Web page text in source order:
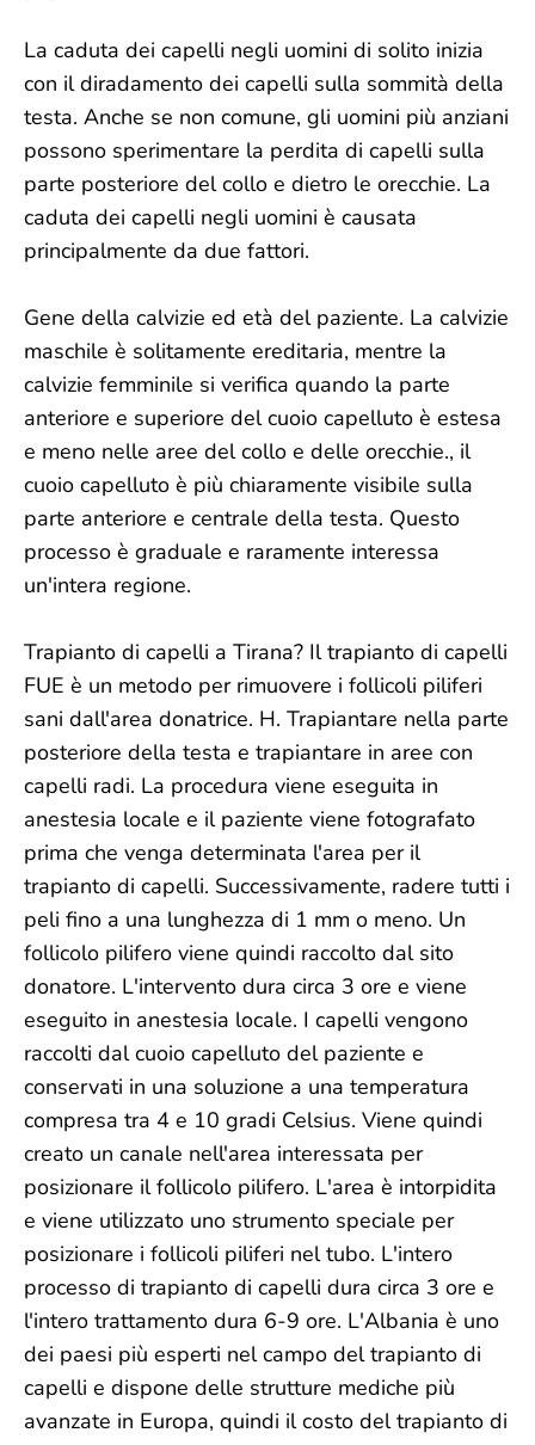
La caduta dei capelli negli uomini di solito inizia
con il diradamento dei capelli sulla sommità della
testa. Anche se non comune, gli uomini più anziani
possono sperimentare la perdita di capelli sulla
parte posteriore del collo e dietro le orecchie. La
caduta dei capelli negli uomini è causata
principalmente da due fattori.
Gene della calvizie ed età del paziente. La calvizie
maschile è solitamente ereditaria, mentre la
calvizie femminile si verifica quando la parte
anteriore e superiore del cuoio capelluto è estesa
e meno nelle aree del collo e delle orecchie., il
cuoio capelluto è più chiaramente visibile sulla
parte anteriore e centrale della testa. Questo
processo è graduale e raramente interessa
un'intera regione.
Trapianto di capelli a Tirana? Il trapianto di capelli
FUE è un metodo per rimuovere i follicoli piliferi
sani dall'area donatrice. H. Trapiantare nella parte
posteriore della testa e trapiantare in aree con
capelli radi. La procedura viene eseguita in
anestesia locale e il paziente viene fotografato
prima che venga determinata l'area per il
trapianto di capelli. Successivamente, radere tutti i
peli fino a una lunghezza di 1 mm o meno. Un
follicolo pilifero viene quindi raccolto dal sito
donatore. L'intervento dura circa 3 ore e viene
eseguito in anestesia locale. I capelli vengono
raccolti dal cuoio capelluto del paziente e
conservati in una soluzione a una temperatura
compresa tra 4 e 10 gradi Celsius. Viene quindi
creato un canale nell'area interessata per
posizionare il follicolo pilifero. L'area è intorpidita
e viene utilizzato uno strumento speciale per
posizionare i follicoli piliferi nel tubo. L'intero
processo di trapianto di capelli dura circa 3 ore e
l'intero trattamento dura 6-9 ore. L'Albania è uno
dei paesi più esperti nel campo del trapianto di
capelli e dispone delle strutture mediche più
avanzate in Europa, quindi il costo del trapianto di